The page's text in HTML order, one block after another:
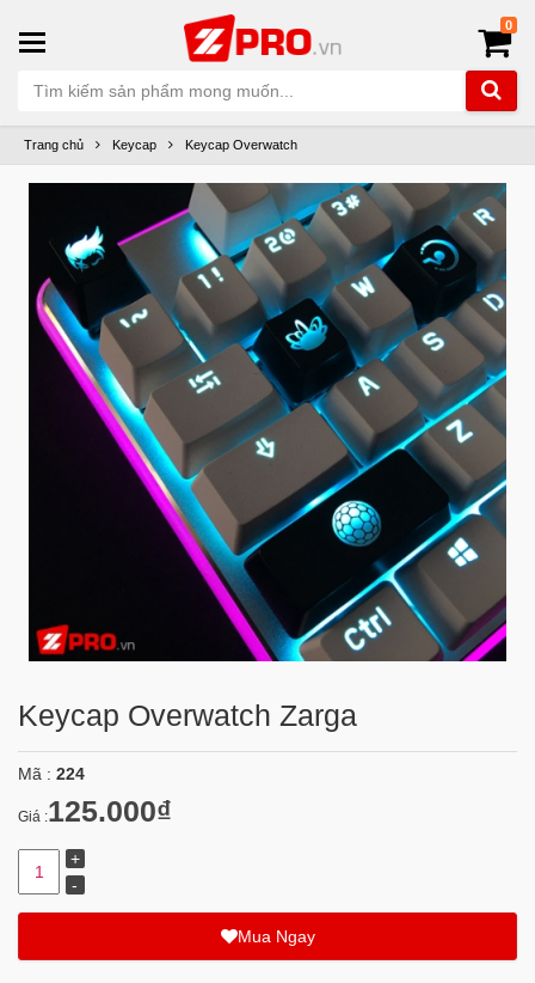
0
Trang chủ Keycap Keycap Overwatch
Keycap Overwatch Zarga
Mã : 224
Giá :125.000₫
Mua Ngay